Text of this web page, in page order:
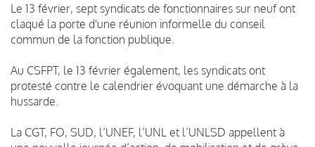
Le 13 février, sept syndicats de fonctionnaires sur neuf ont
claqué la porte d'une réunion informelle du conseil
commun de la fonction publique.
Au CSFPT, le 13 février également, les syndicats ont
protesté contre le calendrier évoquant une démarche à la
hussarde.
La CGT, FO, SUD, l’UNEF, l’UNL et l’UNLSD appellent à